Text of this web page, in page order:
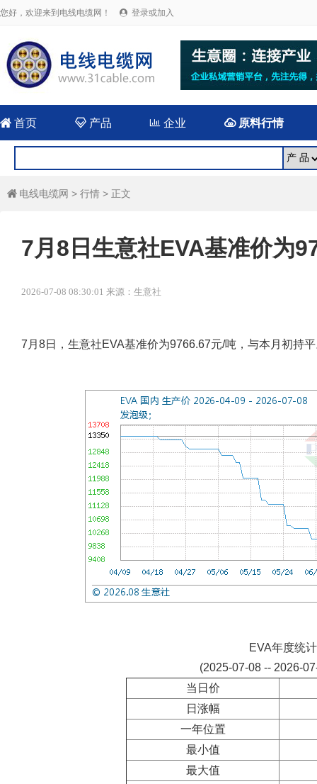
您好，欢迎来到电线电缆网！  登录或加入
 首页 产品  企业 原料行情
 电线电缆网 > 行情 > 正文
7月8日生意社EVA基准价为
2026-07-08 08:30:01 来源：生意社
7月8日，生意社EVA基准价为9766.67元/吨，与本月初持
EVA年度统计
(2025-07-08 -- 2026-
当日价
日涨幅
一年位置
最小值
最大值